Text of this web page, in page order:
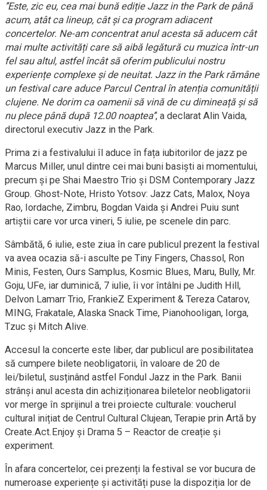
’’Este, zic eu, cea mai bună ediție Jazz in the Park de până
acum, atât ca lineup, cât și ca program adiacent
concertelor. Ne-am concentrat anul acesta să aducem cât
mai multe activități care să aibă legătură cu muzica într-un
fel sau altul, astfel încât să oferim publicului nostru
experiențe complexe și de neuitat. Jazz in the Park rămâne
un festival care aduce Parcul Central în atenția comunității
clujene. Ne dorim ca oamenii să vină de cu dimineață și să
nu plece până după 12.00 noaptea’’, a declarat Alin Vaida,
directorul executiv Jazz in the Park.
Prima zi a festivalului îl aduce în fața iubitorilor de jazz pe
Marcus Miller, unul dintre cei mai buni basiști ai momentului,
precum și pe Shai Maestro Trio și DSM Contemporary Jazz
Group. Ghost-Note, Hristo Yotsov: Jazz Cats, Malox, Noya
Rao, Iordache, Zimbru, Bogdan Vaida și Andrei Puiu sunt
artiștii care vor urca vineri, 5 iulie, pe scenele din parc.
Sâmbătă, 6 iulie, este ziua în care publicul prezent la festival
va avea ocazia să-i asculte pe Tiny Fingers, Chassol, Ron
Minis, Festen, Ours Samplus, Kosmic Blues, Maru, Bully, Mr.
Goju, UFe, iar duminică, 7 iulie, îi vor întâlni pe Judith Hill,
Delvon Lamarr Trio, FrankieZ Experiment & Tereza Catarov,
MING, Frakatale, Alaska Snack Time, Pianohooligan, Iorga,
Tzuc și Mitch Alive.
Accesul la concerte este liber, dar publicul are posibilitatea
să cumpere bilete neobligatorii, în valoare de 20 de
lei/biletul, susținând astfel Fondul Jazz in the Park. Banii
strânși anul acesta din achiziționarea biletelor neobligatorii
vor merge în sprijinul a trei proiecte culturale: voucherul
cultural inițiat de Centrul Cultural Clujean, Terapie prin Artă by
Create.Act.Enjoy și Drama 5 – Reactor de creație și
experiment.
În afara concertelor, cei prezenți la festival se vor bucura de
numeroase experiențe și activități puse la dispoziția lor de